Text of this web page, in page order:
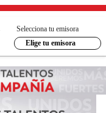
Selecciona tu emisora
Elige tu emisora